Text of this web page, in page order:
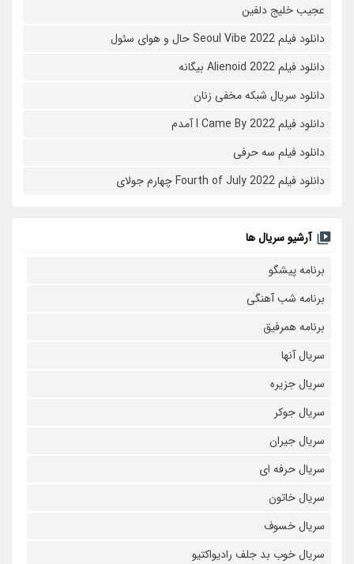
عجیب خلیج دلفین
دانلود فیلم Seoul Vibe 2022 حال و هوای سئول
دانلود فیلم Alienoid 2022 بیگانه
دانلود سریال شبکه مخفی زنان
دانلود فیلم I Came By 2022 آمدم
دانلود فیلم سه حرفی
دانلود فیلم Fourth of July 2022 چهارم جولای
آرشیو سریال ها
برنامه پیشگو
برنامه شب آهنگی
برنامه همرفیق
سریال آنها
سریال جزیره
سریال جوکر
سریال جیران
سریال حرفه ای
سریال خاتون
سریال خسوف
سریال خوب بد جلف رادیواکتیو